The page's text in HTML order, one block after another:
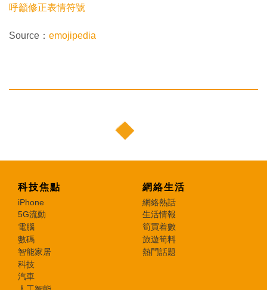
呼籲修正表情符號
Source： emojipedia
科技焦點
iPhone
5G流動
電腦
數碼
智能家居
科技
汽車
網絡生活
網絡熱話
生活情報
筍買着數
旅遊筍料
熱門話題